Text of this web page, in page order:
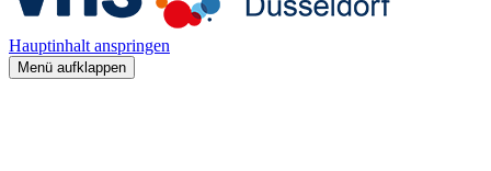
Hauptinhalt anspringen
Menü aufklappen